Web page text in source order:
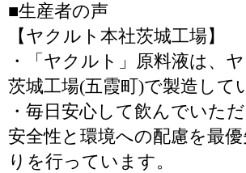
■生産者の声
【ヤクルト本社茨城工場】
・「ヤクルト」原料液は、
茨城工場(五霞町)で製造して
・毎日安心して飲んでいた
安全性と環境への配慮を最優
りを行っています。